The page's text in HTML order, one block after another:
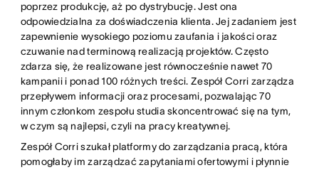
poprzez produkcję, aż po dystrybucję. Jest ona
odpowiedzialna za doświadczenia klienta. Jej zadaniem jest
zapewnienie wysokiego poziomu zaufania i jakości oraz
czuwanie nad terminową realizacją projektów. Często
zdarza się, że realizowane jest równocześnie nawet 70
kampanii i ponad 100 różnych treści. Zespół Corri zarządza
przepływem informacji oraz procesami, pozwalając 70
innym członkom zespołu studia skoncentrować się na tym,
w czym są najlepsi, czyli na pracy kreatywnej.
Zespół Corri szukał platformy do zarządzania pracą, która
pomogłaby im zarządzać zapytaniami ofertowymi i płynnie